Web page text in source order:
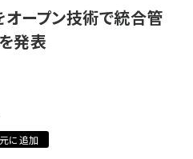
仲間と築いた勝利の絆～ (2329)
ープン技術で統合管
発表
に追加